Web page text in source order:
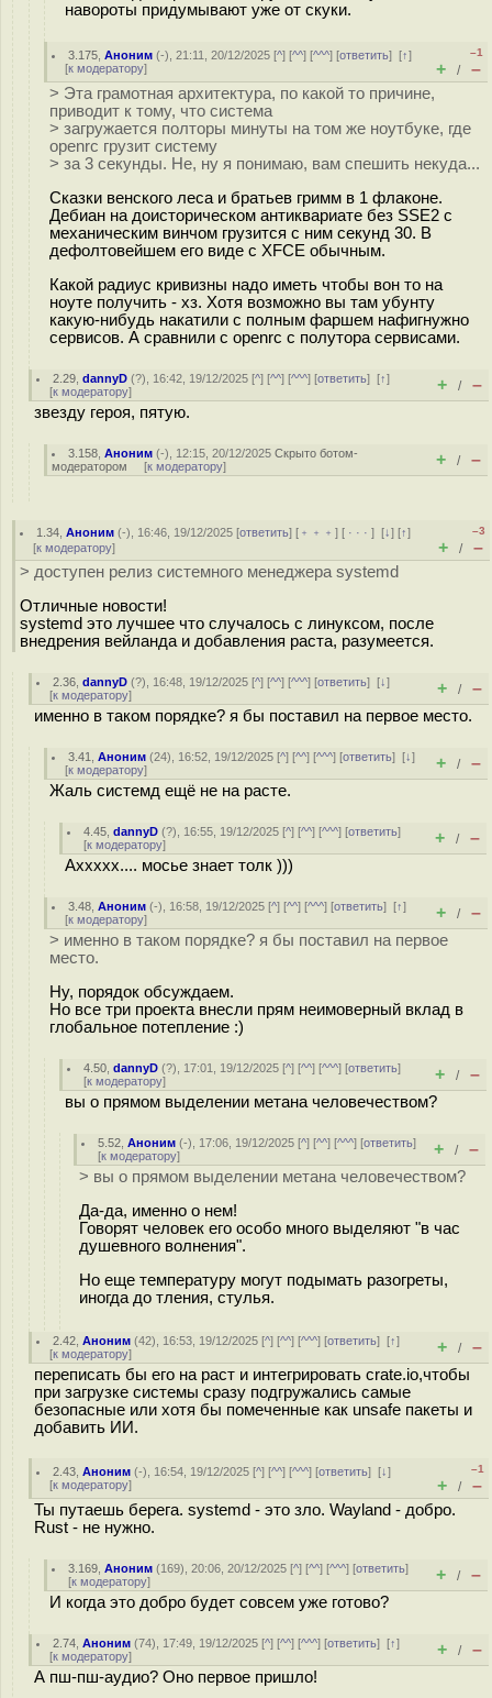
навороты придумывают уже от скуки.
3.175 ,Аноним (-), 21:11, 20/12/2025 [^] [^^] [^^^] [ответить][↑]
[к модератору]
–1
+ / –
> Эта грамотная архитектура, по какой то причине,
приводит к тому, что система
> загружается полторы минуты на том же ноутбуке, где
openrc грузит систему
> за 3 секунды. Не, ну я понимаю, вам спешить некуда...
Сказки венского леса и братьев гримм в 1 флаконе.
Дебиан на доисторическом антиквариате без SSE2 с
механическим винчом грузится с ним секунд 30. В
дефолтовейшем его виде с XFCE обычным.
Какой радиус кривизны надо иметь чтобы вон то на
ноуте получить - хз. Хотя возможно вы там убунту
какую-нибудь накатили с полным фаршем нафигнужно
сервисов. А сравнили с openrc с полутора сервисами.
2.29 ,dannyD (?), 16:42, 19/12/2025 [^] [^^] [^^^] [ответить][↑]
[к модератору] + / –
звезду героя, пятую.
3.158 ,Аноним (-), 12:15, 20/12/2025Скрыто ботом-
модератором [к модератору] + / –
1.34 ,Аноним (-), 16:46, 19/12/2025 [ответить] [ ﹢﹢﹢] [ · · ·][↓] [↑]
[к модератору]
–3
+ / –
> доступен релиз системного менеджера systemd
Отличные новости!
systemd это лучшее что случалось с линуксом, после
внедрения вейланда и добавления раста, разумеется.
2.36 ,dannyD (?), 16:48, 19/12/2025 [^] [^^] [^^^] [ответить][↓]
[к модератору] + / –
именно в таком порядке? я бы поставил на первое место.
3.41 ,Аноним (24), 16:52, 19/12/2025 [^] [^^] [^^^] [ответить][↓]
[к модератору] + / –
Жаль системд ещё не на расте.
4.45 ,dannyD (?), 16:55, 19/12/2025 [^] [^^] [^^^] [ответить]
[к модератору] + / –
Аххххх.... мосье знает толк )))
3.48 ,Аноним (-), 16:58, 19/12/2025 [^] [^^] [^^^] [ответить][↑]
[к модератору] + / –
> именно в таком порядке? я бы поставил на первое
место.
Ну, порядок обсуждаем.
Но все три проекта внесли прям неимоверный вклад в
глобальное потепление :)
4.50 ,dannyD (?), 17:01, 19/12/2025 [^] [^^] [^^^] [ответить]
[к модератору] + / –
вы о прямом выделении метана человечеством?
5.52 ,Аноним (-), 17:06, 19/12/2025 [^] [^^] [^^^] [ответить]
[к модератору] + / –
> вы о прямом выделении метана человечеством?
Да-да, именно о нем!
Говорят человек его особо много выделяют "в час
душевного волнения".
Но еще температуру могут подымать разогреты,
иногда до тления, стулья.
2.42 ,Аноним (42), 16:53, 19/12/2025 [^] [^^] [^^^] [ответить][↑]
[к модератору] + / –
переписать бы его на раст и интегрировать crate.io,чтобы
при загрузке системы сразу подгружались самые
безопасные или хотя бы помеченные как unsafe пакеты и
добавить ИИ.
2.43 ,Аноним (-), 16:54, 19/12/2025 [^] [^^] [^^^] [ответить][↓]
[к модератору]
–1
+ / –
Ты путаешь берега. systemd - это зло. Wayland - добро.
Rust - не нужно.
3.169 ,Аноним (169), 20:06, 20/12/2025 [^] [^^] [^^^] [ответить]
[к модератору] + / –
И когда это добро будет совсем уже готово?
2.74 ,Аноним (74), 17:49, 19/12/2025 [^] [^^] [^^^] [ответить][↑]
[к модератору] + / –
А пш-пш-аудио? Оно первое пришло!